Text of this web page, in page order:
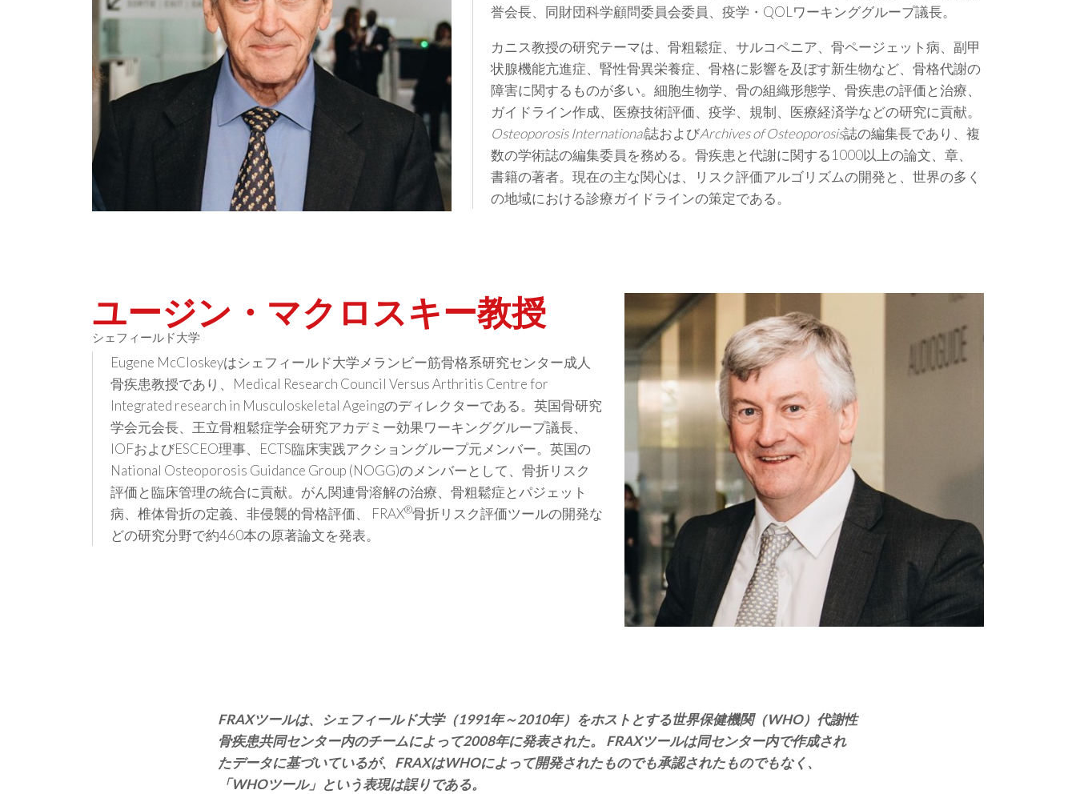
誉会長、同財団科学顧問委員会委員、疫学・QOLワーキンググループ議長。
カニス教授の研究テーマは、骨粗鬆症、サルコペニア、骨ページェット病、副甲
状腺機能亢進症、腎性骨異栄養症、骨格に影響を及ぼす新生物など、骨格代謝の
障害に関するものが多い。細胞生物学、骨の組織形態学、骨疾患の評価と治療、
ガイドライン作成、医療技術評価、疫学、規制、医療経済学などの研究に貢献。
Osteoporosis International誌およびArchives of Osteoporosis誌の編集長であり、複
数の学術誌の編集委員を務める。骨疾患と代謝に関する1000以上の論文、章、
書籍の著者。現在の主な関心は、リスク評価アルゴリズムの開発と、世界の多く
の地域における診療ガイドラインの策定である。
ユージン・マクロスキー教授
シェフィールド大学
Eugene McCloskeyはシェフィールド大学メランビー筋骨格系研究センター成人
骨疾患教授であり、Medical Research Council Versus Arthritis Centre for
Integrated research in Musculoskeletal Ageingのディレクターである。英国骨研究
学会元会長、王立骨粗鬆症学会研究アカデミー効果ワーキンググループ議長、
IOFおよびESCEO理事、ECTS臨床実践アクショングループ元メンバー。英国の
National Osteoporosis Guidance Group (NOGG)のメンバーとして、骨折リスク
評価と臨床管理の統合に貢献。がん関連骨溶解の治療、骨粗鬆症とパジェット
病、椎体骨折の定義、非侵襲的骨格評価、 FRAX®骨折リスク評価ツールの開発な
どの研究分野で約460本の原著論文を発表。
FRAXツールは、シェフィールド大学（1991年～2010年）をホストとする世界保健機関（WHO）代謝性
骨疾患共同センター内のチームによって2008年に発表された。 FRAXツールは同センター内で作成され
たデータに基づいているが、FRAXはWHOによって開発されたものでも承認されたものでもなく、
「WHOツール」という表現は誤りである。